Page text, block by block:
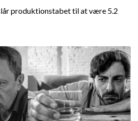
produktionstabet til at være 5.2